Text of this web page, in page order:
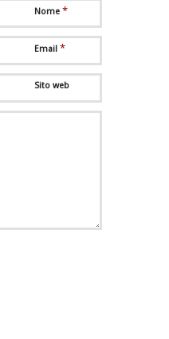
Nome *
Email *
Sito web